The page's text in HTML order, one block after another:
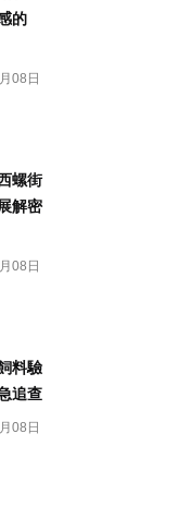
的
08日
螺街
解密
08日
料驗
追查
08日